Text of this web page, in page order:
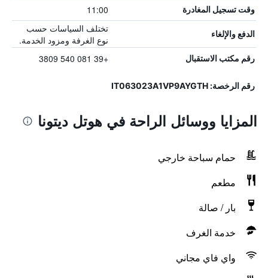
وقت تسجيل المغادرة 11:00
الدفع والإلغاء
تختلف السياسات حسب
نوع الغرفة ومزود الخدمة.
رقم مكتب الاستقبال +39 081 540 3809
رقم الرخصة: IT063023A1VP9AYGTH
المزايا ووسائل الراحة في هوتل ديتونا
حمام سباحة خارجي
مطعم
بار / صالة
خدمة الغرف
واي فاي مجاني